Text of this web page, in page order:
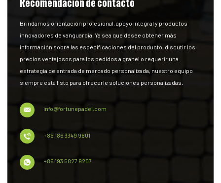
Brindamos orientación profesional, apoyo integral y productos
innovadores de vanguardia. Ya sea que desee obtener más
información sobre las especificaciones del producto, discutir los
precios ventajosos para los pedidos a granel o requerir una
estrategia de entrada de mercado personalizada, nuestro equipo
siempre está listo para ofrecerle soluciones personalizadas.
info@fortunepadel.com
+86 186 3349 9601
+86 193 5827 9207